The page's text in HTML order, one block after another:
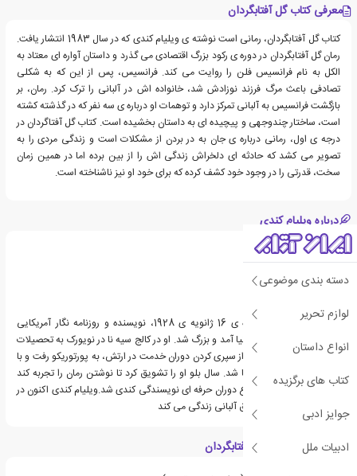
دسته بندی موضوعی
لوازم تحریر
انواع داستان
کتاب های برگزیده
جوایز ادبی
ادبیات ملل
معرفی کتاب گل آفتابگردان
کتاب گل آفتابگردان، رمانی است نوشته ی ویلیام کندی که در سال 1983 انتشار یافت.
رمان گل آفتابگردان در دوره ی رکود بزرگ اقتصادی می گذرد و داستان آواره ای معتاد به
الکل به نام فرانسیس فلن را روایت می کند. فرانسیس، پس از این که به شکلی
تصادفی باعث مرگ فرزند نوزادش شد، خانواده اش در آلبانی را ترک کرد. رمان، بر
بازگشت فرانسیس به آلبانی تمرکز دارد و توهمات او درباره ی سه نفر که در گذشته کشته
است، ساختار چندوجهی و پیچیده ای به داستان بخشیده است. کتاب گل آفتاگردان در
درجه ی اول، رمانی درباره ی جان به در بردن از مشکلات است و زندگی مردی را به
تصویر می کشد که حادثه ای دلخراش زندگی اش را از بین برده اما در همین زمان
سخت، قدرتی را در وجود خود کشف کرده که برای خود او نیز ناشناخته است.
درباره ویلیام کندی
ویلیام جوزف کندی، زاده ی 16 ژانویه ی 1928، نویسنده و روزنامه نگار آمریکایی
است.کندی در آلبانی به دنیا آمد و بزرگ شد. او در کالج سیه نا در نویورک به تحصیلات
خود ادامه داد.کندی پس از سپری کردن دوران خدمت در ارتش، به پورتوریکو رفت و با
استاد خود، سال بلو، آشنا شد. سال بلو او را تشویق کرد تا نوشتن رمان را تجربه کند
همین موضوع باعث شروع دوران حرفه ای نویسندگی کندی شد.ویلیام کندی اکنون در
اوریل پارک در نزدیکی شرق آلبانی زندگی می کند
ویژگی های کتاب گل آفتابگردان